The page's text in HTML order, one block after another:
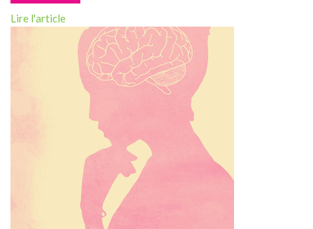
Lire l'article